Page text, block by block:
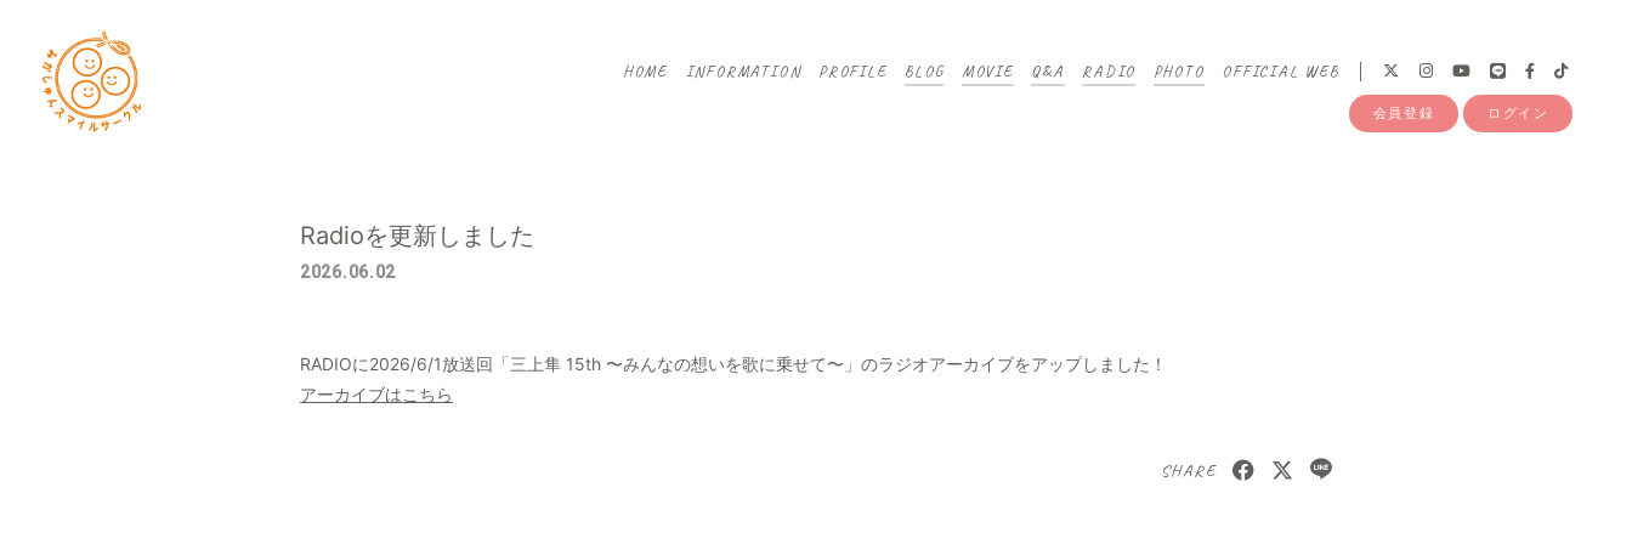
HOME INFORMATION PROFILE BLOG MOVIE Q&A RADIO PHOTO OFFICIAL WEB
会員登録 ログイン
Radioを更新しました
2026.06.02
RADIOに2026/6/1放送回「三上隼 15th 〜みんなの想いを歌に乗せて〜」のラジオアーカイブをアップしました！
アーカイブはこちら
SHARE